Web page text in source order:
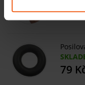
846
79